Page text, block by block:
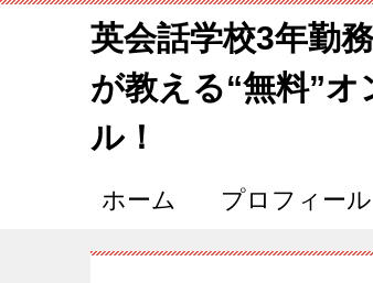
英会話学校3年勤
が教える“無料”
ル！
ホーム プロフィール